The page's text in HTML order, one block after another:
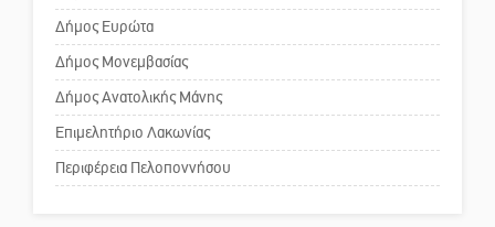
για τη λειτουργία του ΚΑΠΗ
Το δικό σας σχόλιο: Παράδειγμα
κοινωνικής αναισθησίας
Δήμος Ευρώτα
Δήμος Μονεμβασίας
Δήμος Ανατολικής Μάνης
Επιμελητήριο Λακωνίας
Περιφέρεια Πελοποννήσου